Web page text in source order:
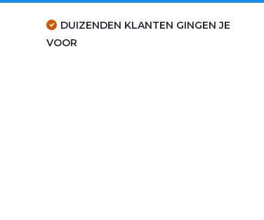
DUIZENDEN KLANTEN GINGEN JE
VOOR